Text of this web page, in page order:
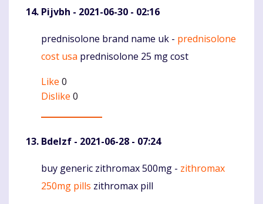
Pijvbh - 2021-06-30 - 02:16
Komentaras
prednisolone brand name uk - prednisolone
cost usa prednisolone 25 mg cost
Like 0
Dislike 0
Bdelzf - 2021-06-28 - 07:24
Komentaras
buy generic zithromax 500mg - zithromax
250mg pills zithromax pill